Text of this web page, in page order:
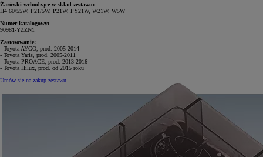
Żarówki wchodzące w skład zestawu:
H4 60/55W, P21/5W, P21W, PY21W, W21W, W5W
Numer katalogowy:
90981-YZZN1
Zastosowanie:
- Toyota AYGO, prod. 2005-2014
- Toyota Yaris, prod. 2005-2011
- Toyota PROACE, prod. 2013-2016
- Toyota Hilux, prod. od 2015 roku
Umów się na zakup zestawu